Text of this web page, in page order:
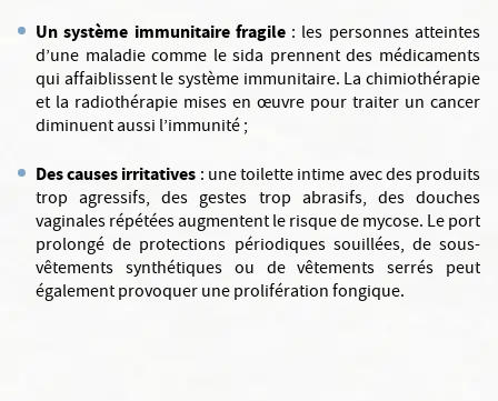
Un système immunitaire fragile: les personnes atteintes
d’une maladie comme le sida prennent des médicaments
qui affaiblissent le système immunitaire. La chimiothérapie
et la radiothérapie mises en œuvre pour traiter un cancer
diminuent aussi l’immunité ;
Des causes irritatives : une toilette intime avec des produits
trop agressifs, des gestes trop abrasifs, des douches
vaginales répétées augmentent le risque de mycose. Le port
prolongé de protections périodiques souillées, de sous-
vêtements synthétiques ou de vêtements serrés peut
également provoquer une prolifération fongique.